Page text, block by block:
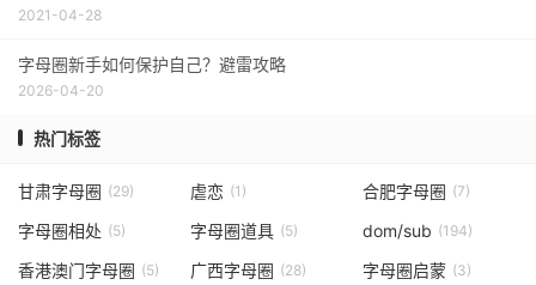
2021-04-28
字母圈新手如何保护自己？避雷攻略
2026-04-20
热门标签
甘肃字母圈 (29) 虐恋 (1) 合肥字母圈 (7)
字母圈相处 (5) 字母圈道具 (5) dom/sub (194)
香港澳门字母圈 (5) 广西字母圈 (28) 字母圈启蒙 (3)